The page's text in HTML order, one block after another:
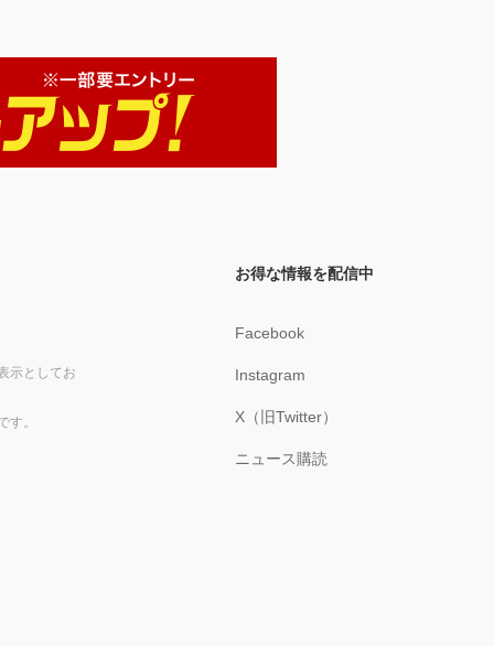
示としてお
す。
お得な情報を配信中
Facebook
Instagram
X（旧Twitter）
ニュース購読